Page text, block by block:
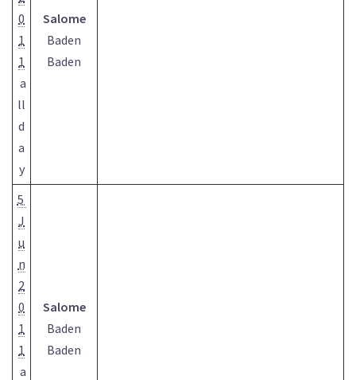
0
1
1
a
ll
d
a
y
Salome
Baden
Baden
5
J
u
n
2
0
1
1
a
Salome
Baden
Baden